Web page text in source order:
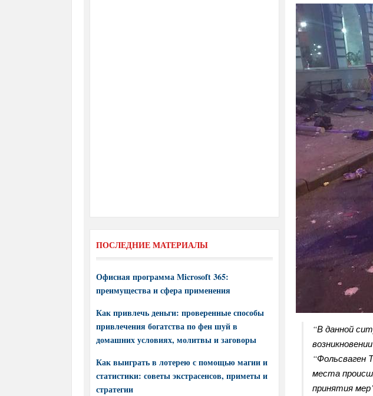
“В данной
“Фольсваген
места
принятия
ПОСЛЕДНИЕ МАТЕРИАЛЫ
Офисная программа Microsoft 365:
преимущества и сфера применения
Как привлечь деньги: проверенные способы
привлечения богатства по фен шуй в
домашних условиях, молитвы и заговоры
Как выиграть в лотерею с помощью магии и
статистики: советы экстрасенсов, приметы и
стратегии